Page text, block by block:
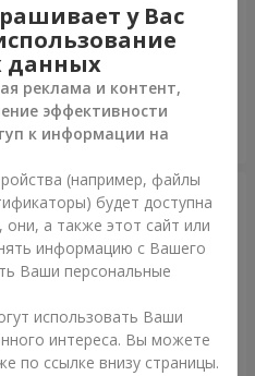
Коллекция шариков
"Бирюза" - 9 шариков
Заказать
у Вас
данных
реклама и контент,
эффективности
к информации на
(например, файлы
будет доступна
а также этот сайт или
информацию с Вашего
Ваши персональные
использовать Ваши
интереса. Вы можете
по ссылке внизу страницы.